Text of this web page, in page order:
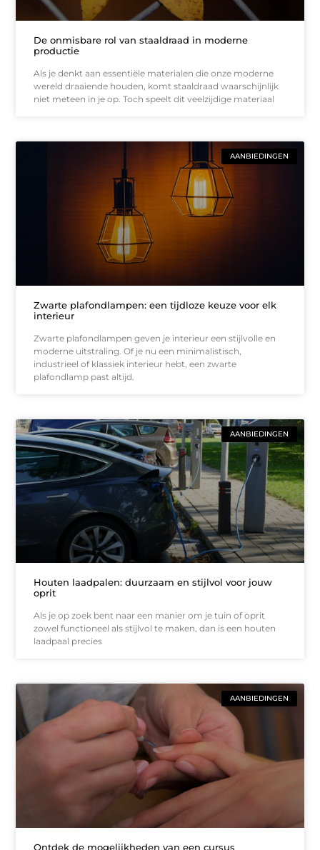
De onmisbare rol van staaldraad in moderne
productie
Als je denkt aan essentiële materialen die onze moderne
wereld draaiende houden, komt staaldraad waarschijnlijk
niet meteen in je op. Toch speelt dit veelzijdige materiaal
AANBIEDINGEN
Zwarte plafondlampen: een tijdloze keuze voor elk
interieur
Zwarte plafondlampen geven je interieur een stijlvolle en
moderne uitstraling. Of je nu een minimalistisch,
industrieel of klassiek interieur hebt, een zwarte
plafondlamp past altijd.
AANBIEDINGEN
Houten laadpalen: duurzaam en stijlvol voor jouw
oprit
Als je op zoek bent naar een manier om je tuin of oprit
zowel functioneel als stijlvol te maken, dan is een houten
laadpaal precies
AANBIEDINGEN
Ontdek de mogelijkheden van een cursus